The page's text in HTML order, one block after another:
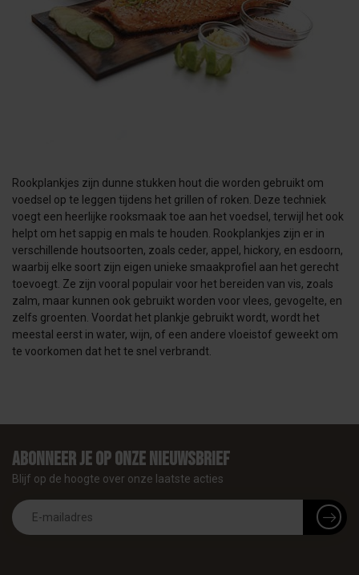
Rookplankjes zijn dunne stukken hout die worden gebruikt om
voedsel op te leggen tijdens het grillen of roken. Deze techniek
voegt een heerlijke rooksmaak toe aan het voedsel, terwijl het ook
helpt om het sappig en mals te houden. Rookplankjes zijn er in
verschillende houtsoorten, zoals ceder, appel, hickory, en esdoorn,
waarbij elke soort zijn eigen unieke smaakprofiel aan het gerecht
toevoegt. Ze zijn vooral populair voor het bereiden van vis, zoals
zalm, maar kunnen ook gebruikt worden voor vlees, gevogelte, en
zelfs groenten. Voordat het plankje gebruikt wordt, wordt het
meestal eerst in water, wijn, of een andere vloeistof geweekt om
te voorkomen dat het te snel verbrandt.
Abonneer je op onze nieuwsbrief
Blijf op de hoogte over onze laatste acties